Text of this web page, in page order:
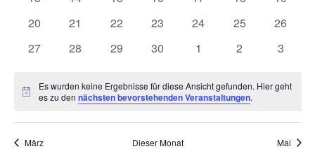
0
20
0
21
0
22
0
23
0
24
0
25
0
26
0
27
0
28
0
29
0
30
0
1
0
2
0
3
Hinweis
Es wurden keine Ergebnisse für diese Ansicht gefunden. Hier geht
es zu dennächsten bevorstehenden Veranstaltungen.
März Dieser Monat Mai